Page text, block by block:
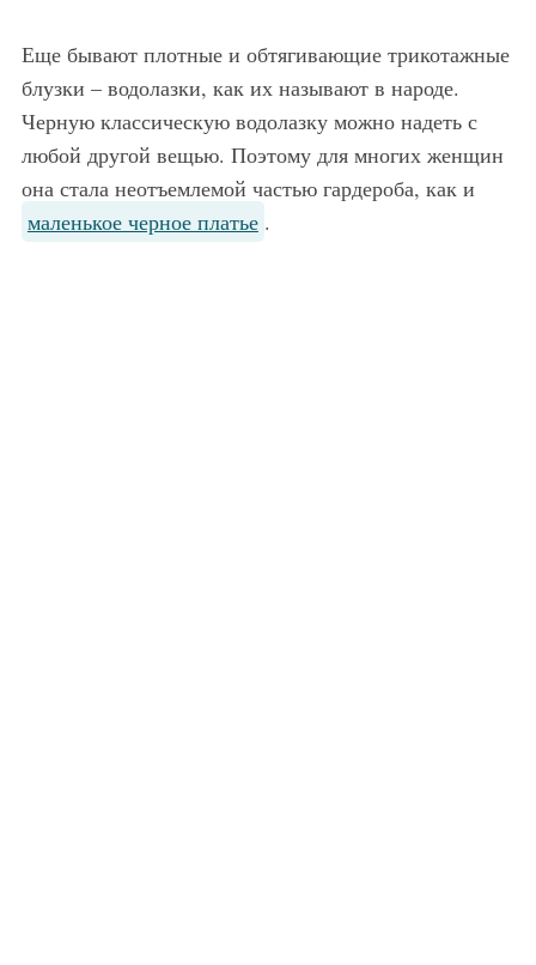
Еще бывают плотные и обтягивающие трикотажные
блузки – водолазки, как их называют в народе.
Черную классическую водолазку можно надеть с
любой другой вещью. Поэтому для многих женщин
она стала неотъемлемой частью гардероба, как и
маленькое черное платье .